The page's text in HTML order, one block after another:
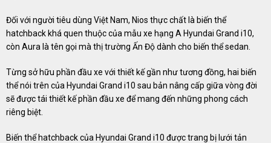
Đối với người tiêu dùng Việt Nam, Nios thực chất là biến thể
hatchback khá quen thuộc của mẫu xe hạng A Hyundai Grand i10,
còn Aura là tên gọi mà thị trường Ấn Độ dành cho biến thể sedan.
Từng sở hữu phần đầu xe với thiết kế gần như tương đồng, hai biến
thể nói trên của Hyundai Grand i10 sau bản nâng cấp giữa vòng đời
sẽ được tái thiết kế phần đầu xe để mang đến những phong cách
riêng biệt.
Biến thể hatchback của Hyundai Grand i10 được trang bị lưới tản